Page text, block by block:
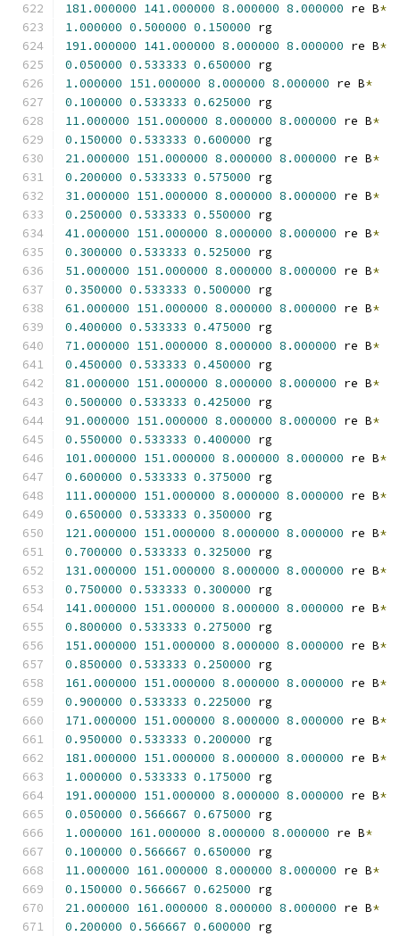
181.000000 141.000000 8.000000 8.000000 re B*
1.000000 0.500000 0.150000 rg
191.000000 141.000000 8.000000 8.000000 re B*
0.050000 0.533333 0.650000 rg
1.000000 151.000000 8.000000 8.000000 re B*
0.100000 0.533333 0.625000 rg
11.000000 151.000000 8.000000 8.000000 re B*
0.150000 0.533333 0.600000 rg
21.000000 151.000000 8.000000 8.000000 re B*
0.200000 0.533333 0.575000 rg
31.000000 151.000000 8.000000 8.000000 re B*
0.250000 0.533333 0.550000 rg
41.000000 151.000000 8.000000 8.000000 re B*
0.300000 0.533333 0.525000 rg
51.000000 151.000000 8.000000 8.000000 re B*
0.350000 0.533333 0.500000 rg
61.000000 151.000000 8.000000 8.000000 re B*
0.400000 0.533333 0.475000 rg
71.000000 151.000000 8.000000 8.000000 re B*
0.450000 0.533333 0.450000 rg
81.000000 151.000000 8.000000 8.000000 re B*
0.500000 0.533333 0.425000 rg
91.000000 151.000000 8.000000 8.000000 re B*
0.550000 0.533333 0.400000 rg
101.000000 151.000000 8.000000 8.000000 re B*
0.600000 0.533333 0.375000 rg
111.000000 151.000000 8.000000 8.000000 re B*
0.650000 0.533333 0.350000 rg
121.000000 151.000000 8.000000 8.000000 re B*
0.700000 0.533333 0.325000 rg
131.000000 151.000000 8.000000 8.000000 re B*
0.750000 0.533333 0.300000 rg
141.000000 151.000000 8.000000 8.000000 re B*
0.800000 0.533333 0.275000 rg
151.000000 151.000000 8.000000 8.000000 re B*
0.850000 0.533333 0.250000 rg
161.000000 151.000000 8.000000 8.000000 re B*
0.900000 0.533333 0.225000 rg
171.000000 151.000000 8.000000 8.000000 re B*
0.950000 0.533333 0.200000 rg
181.000000 151.000000 8.000000 8.000000 re B*
1.000000 0.533333 0.175000 rg
191.000000 151.000000 8.000000 8.000000 re B*
0.050000 0.566667 0.675000 rg
1.000000 161.000000 8.000000 8.000000 re B*
0.100000 0.566667 0.650000 rg
11.000000 161.000000 8.000000 8.000000 re B*
0.150000 0.566667 0.625000 rg
21.000000 161.000000 8.000000 8.000000 re B*
0.200000 0.566667 0.600000 rg